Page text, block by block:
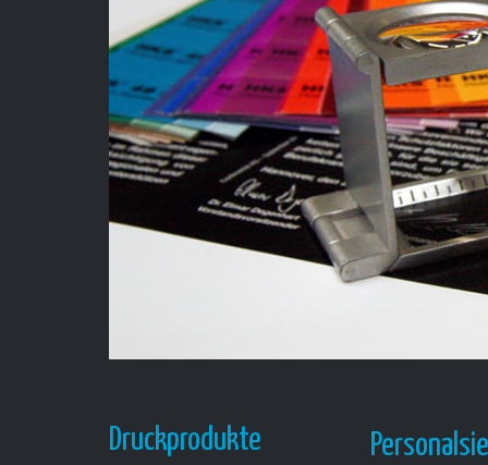
Druckprodukte